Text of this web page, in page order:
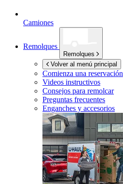
Camiones
Remolques
Remolques
Volver al menú principal
Comienza una reservación
Videos instructivos
Consejos para remolcar
Preguntas frecuentes
Enganches y accesorios